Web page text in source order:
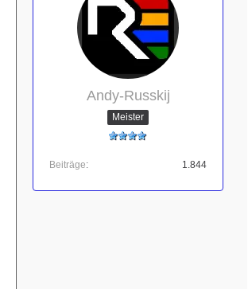
Andy-Russkij
Meister
Beiträge 1.844